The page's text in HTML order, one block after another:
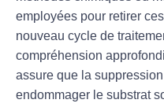
employées pour retirer
nouveau cycle de
compréhension
assure que la
endommager le substrat